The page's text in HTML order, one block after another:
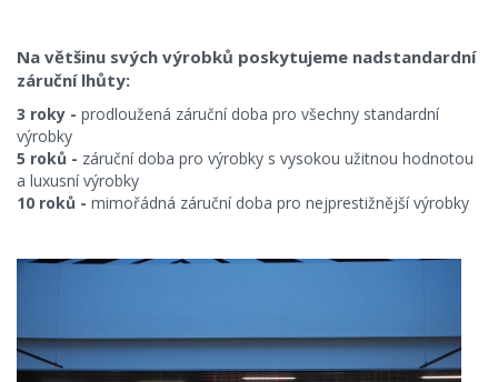
Na většinu svých výrobků poskytujeme nadstandardní
záruční lhůty:
3 roky - prodloužená záruční doba pro všechny standardní
výrobky
5 roků - záruční doba pro výrobky s vysokou užitnou hodnotou
a luxusní výrobky
10 roků - mimořádná záruční doba pro nejprestižnější výrobky